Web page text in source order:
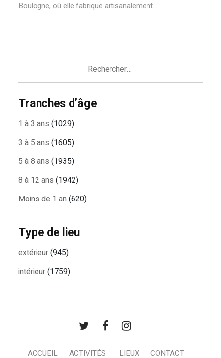
Boulogne, où elle fabrique artisanalement...
Tranches d’âge
1 à 3 ans (1029)
3 à 5 ans (1605)
5 à 8 ans (1935)
8 à 12 ans (1942)
Moins de 1 an (620)
Type de lieu
extérieur(945)
intérieur(1759)
ACCUEIL ACTIVITÉS LIEUX CONTACT